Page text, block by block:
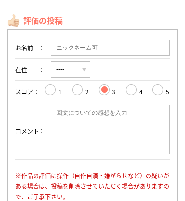
評価の投稿
お名前
在住
スコア 1 2 3 4 5
コメント
※作品の評価に操作（自作自演・嫌がらせなど）の疑いが
ある場合は、投稿を削除させていただく場合がありますの
で、ご了承下さい。